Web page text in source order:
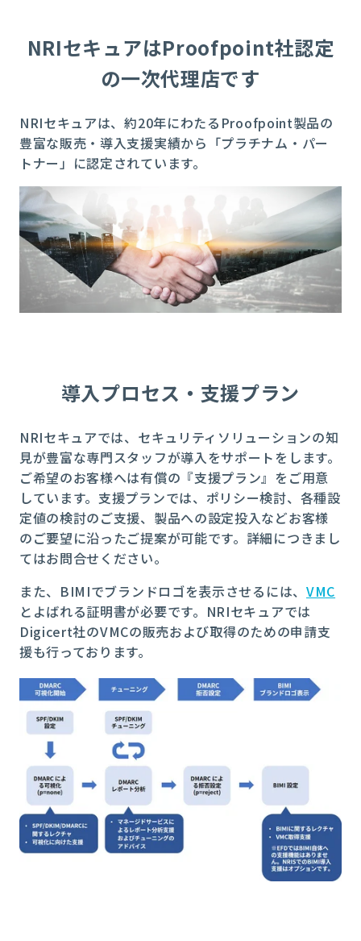
NRIセキュアはProofpoint社認定
の一次代理店です
NRIセキュアは、約20年にわたるProofpoint製品の
豊富な販売・導入支援実績から「プラチナム・パー
トナー」に認定されています。
導入プロセス・支援プラン
NRIセキュアでは、セキュリティソリューションの知
見が豊富な専門スタッフが導入をサポートをします。
ご希望のお客様へは有償の『支援プラン』をご用意
しています。支援プランでは、ポリシー検討、各種設
定値の検討のご支援、製品への設定投入などお客様
のご要望に沿ったご提案が可能です。詳細につきまし
てはお問合せください。
また、BIMIでブランドロゴを表示させるには、 VMC
とよばれる証明書が必要です。NRIセキュアでは
Digicert社のVMCの販売および取得のための申請支
援も行っております。